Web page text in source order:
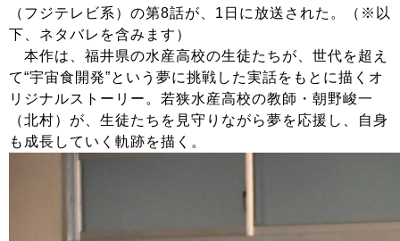
（フジテレビ系）の第8話が、1日に放送された。（※以
下、ネタバレを含みます）
本作は、福井県の水産高校の生徒たちが、世代を超え
て“宇宙食開発”という夢に挑戦した実話をもとに描くオ
リジナルストーリー。若狭水産高校の教師・朝野峻一
（北村）が、生徒たちを見守りながら夢を応援し、自身
も成長していく軌跡を描く。